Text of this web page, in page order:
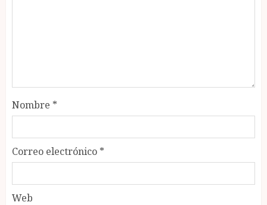
Nombre *
Correo electrónico *
Web